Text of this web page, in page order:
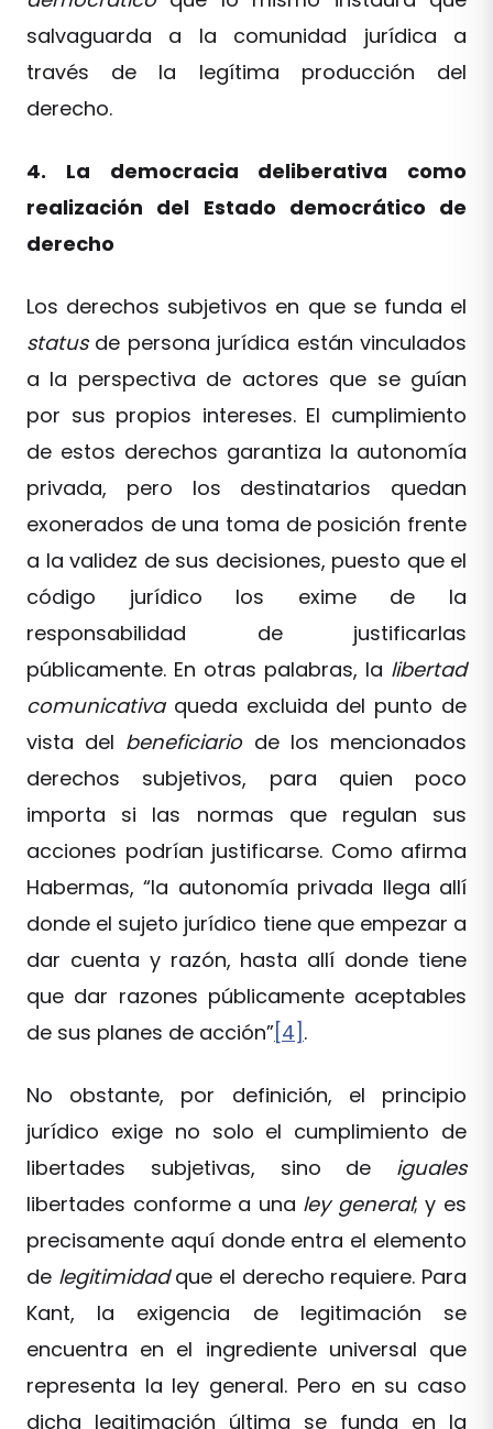
salvaguarda a la comunidad jurídica a
través de la legítima producción del
derecho.
4. La democracia deliberativa como
realización del Estado democrático de
derecho
Los derechos subjetivos en que se funda el
statusde persona jurídica están vinculados
a la perspectiva de actores que se guían
por sus propios intereses. El cumplimiento
de estos derechos garantiza la autonomía
privada, pero los destinatarios quedan
exonerados de una toma de posición frente
a la validez de sus decisiones, puesto que el
código jurídico los exime de la
responsabilidad de justificarlas
públicamente. En otras palabras, la libertad
comunicativaqueda excluida del punto de
vista del beneficiariode los mencionados
derechos subjetivos, para quien poco
importa si las normas que regulan sus
acciones podrían justificarse. Como afirma
Habermas, “la autonomía privada llega allí
donde el sujeto jurídico tiene que empezar a
dar cuenta y razón, hasta allí donde tiene
que dar razones públicamente aceptables
de sus planes de acción”[4] .
No obstante, por definición, el principio
jurídico exige no solo el cumplimiento de
libertades subjetivas, sino de iguales
libertades conforme a una ley general; y es
precisamente aquí donde entra el elemento
de legitimidadque el derecho requiere. Para
Kant, la exigencia de legitimación se
encuentra en el ingrediente universal que
representa la ley general. Pero en su caso
dicha legitimación última se funda en la